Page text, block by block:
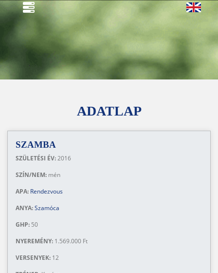
ADATLAP
SZAMBA
SZÜLETÉSI ÉV:2016
SZÍN/NEM: mén
APA: Rendezvous
ANYA:Szamóca
GHP: 50
NYEREMÉNY: 1.569.000 Ft
VERSENYEK: 12